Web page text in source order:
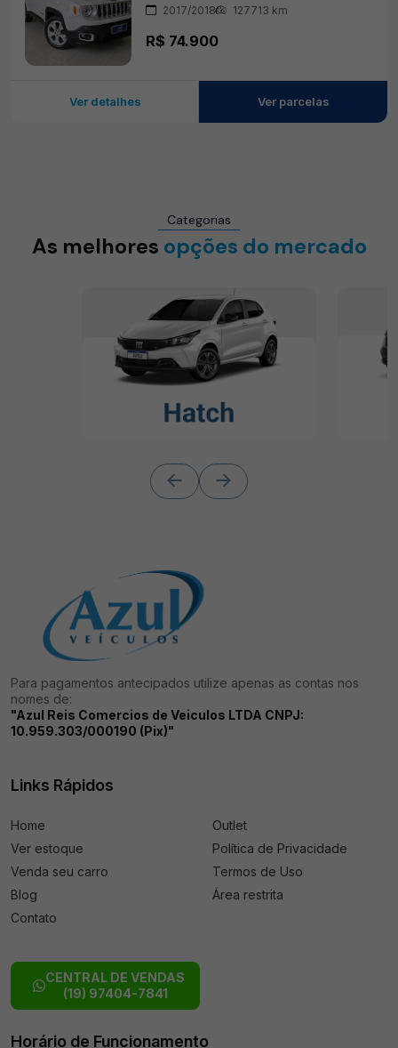
2017/2018 127713 km
R$ 74.900
Ver detalhes Ver parcelas
Categorias
As melhores opções do mercado
Para pagamentos antecipados utilize apenas as contas nos
nomes de:
"Azul Reis Comercios de Veiculos LTDA CNPJ:
10.959.303/000190 (Pix)"
Links Rápidos
Home
Ver estoque
Venda seu carro
Blog
Contato
Outlet
Política de Privacidade
Termos de Uso
Área restrita
CENTRAL DE VENDAS
(19) 97404-7841
Horário de Funcionamento